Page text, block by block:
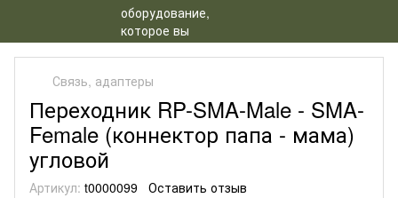
Связь, адаптеры
Переходник RP-SMA-Male - SMA-
Female (коннектор папа - мама)
угловой
Артикул: t0000099 Оставить отзыв